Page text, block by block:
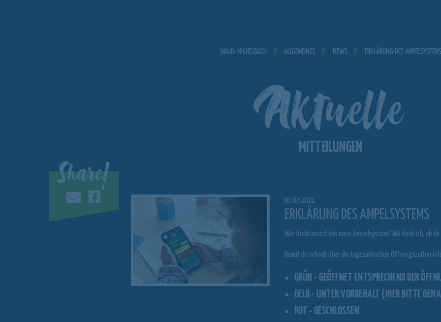
WALD‐MICHELBACH ALLGEMEINES NEWS ERKLÄRUNG DES AMPELSYSTEMS
Aktuelle
MITTEILUNGEN
Share!
07.07.2021
ERKLÄRUNG DES AMPELSYSTEMS
Wie funktioniert das neue Ampelsystem? Wo finde ich, ob
Damit du schnell über die tagesaktuellen Öffnungszeiten
GRÜN - GEÖFFNET ENTSPRECHEND DER
GELB - UNTER VORBEHALT (HIER BITTE
ROT - GESCHLOSSEN